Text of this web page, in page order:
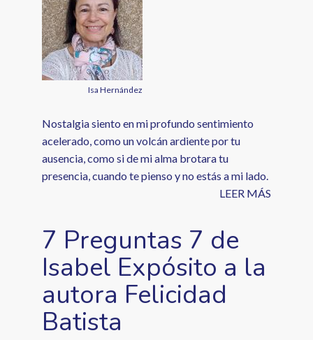
Isa Hernández
Nostalgia siento en mi profundo sentimiento
acelerado, como un volcán ardiente por tu
ausencia, como si de mi alma brotara tu
presencia, cuando te pienso y no estás a mi lado.
LEER MÁS
7 Preguntas 7 de
Isabel Expósito a la
autora Felicidad
Batista